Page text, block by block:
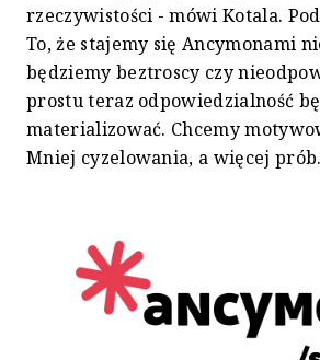
rzeczywistości - mówi Kotala.
To, że stajemy się Ancymonami
będziemy beztroscy czy
prostu teraz odpowiedzialność
materializować. Chcemy
Mniej cyzelowania, a więcej prób.